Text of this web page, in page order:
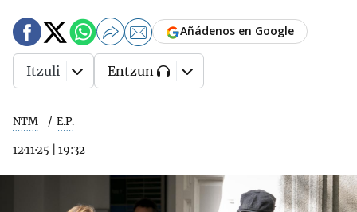
NTM E.P.
12·11·25 19:32
Añádenos en Google
Itzuli Entzun